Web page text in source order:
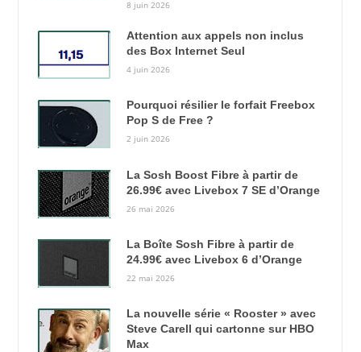
8 juin 2026
Attention aux appels non inclus
des Box Internet Seul
4 juin 2026
Pourquoi résilier le forfait Freebox
Pop S de Free ?
2 juin 2026
La Sosh Boost Fibre à partir de
26.99€ avec Livebox 7 SE d’Orange
26 mai 2026
La Boîte Sosh Fibre à partir de
24.99€ avec Livebox 6 d’Orange
22 mai 2026
La nouvelle série « Rooster » avec
Steve Carell qui cartonne sur HBO
Max